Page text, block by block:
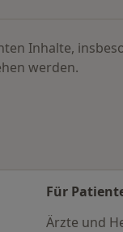
Inhalte,
werden.
Für
Ärzte und